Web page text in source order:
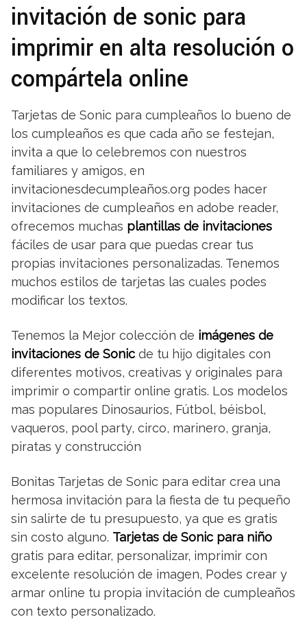
invitación de sonic para
imprimir en alta resolución o
compártela online
Tarjetas de Sonic para cumpleaños lo bueno de
los cumpleaños es que cada año se festejan,
invita a que lo celebremos con nuestros
familiares y amigos, en
invitacionesdecumpleaños.org podes hacer
invitaciones de cumpleaños en adobe reader,
ofrecemos muchas plantillas de invitaciones
fáciles de usar para que puedas crear tus
propias invitaciones personalizadas. Tenemos
muchos estilos de tarjetas las cuales podes
modificar los textos.
Tenemos la Mejor colección de imágenes de
invitaciones de Sonic de tu hijo digitales con
diferentes motivos, creativas y originales para
imprimir o compartir online gratis. Los modelos
mas populares Dinosaurios, Fútbol, béisbol,
vaqueros, pool party, circo, marinero, granja,
piratas y construcción
Bonitas Tarjetas de Sonic para editar crea una
hermosa invitación para la fiesta de tu pequeño
sin salirte de tu presupuesto, ya que es gratis
sin costo alguno. Tarjetas de Sonic para niño
gratis para editar, personalizar, imprimir con
excelente resolución de imagen, Podes crear y
armar online tu propia invitación de cumpleaños
con texto personalizado.